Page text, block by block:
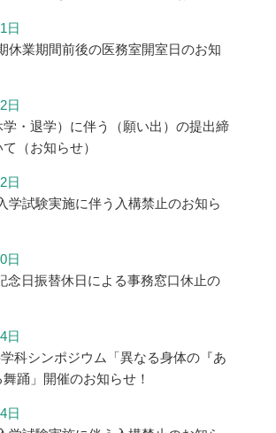
日
休業期間前後の医務室開室日のお知
日
・退学）に伴う（願い出）の提出締
（お知らせ）
日
学試験実施に伴う入構禁止のお知ら
日
念日振替休日による事務窓口休止の
日
科シンポジウム「異なる身体の『あ
踊」開催のお知らせ！
日